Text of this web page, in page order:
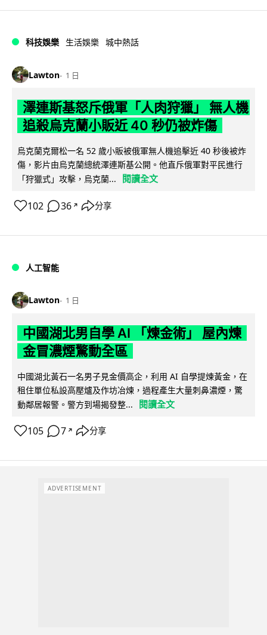
科技娛樂 生活娛樂 城中熱話
Lawton 1 日
澤連斯基怒斥俄軍「人肉狩獵」 無人機
追殺烏克蘭小販近 40 秒仍被炸傷
烏克蘭克爾松一名 52 歲小販被俄軍無人機追擊近 40 秒後被炸
傷，影片由烏克蘭總統澤連斯基公開。他直斥俄軍對平民進行
「狩獵式」攻擊，烏克蘭...
閱讀全文
102 36 ↗ 分享
人工智能
Lawton 1 日
中國湖北男自學 AI 「煉金術」 屋內煉
金冒濃煙驚動全區
中國湖北黃石一名男子見金價高企，利用 AI 自學提煉黃金，在
租住單位私設高壓爐及作坊冶煉，過程產生大量刺鼻濃煙，驚
動鄰居報警。警方到場揭發整...
閱讀全文
105 7 ↗ 分享
ADVERTISEMENT